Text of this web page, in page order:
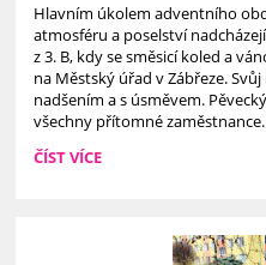
Hlavním úkolem adventního
atmosféru a poselství
z 3. B, kdy se směsicí koled a
na Městský úřad v Zábřeze.
nadšením a s úsměvem.
všechny přítomné zaměstnance.
VÁNOČNÍ
ČÍST VÍCE